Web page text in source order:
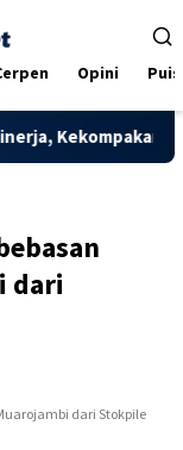
Opini
Tim, dan
dari